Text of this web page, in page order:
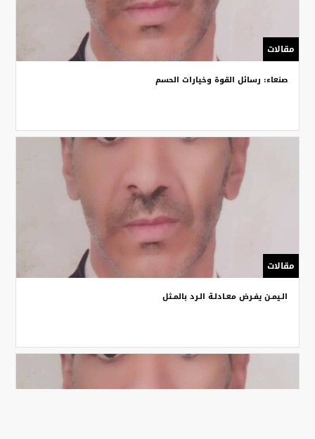
مقالات
صنعاء: رسائل القوة وخيارات الحسم
مقالات
الـيمـن يفـرض معـادلـة الـرد بالمـثل